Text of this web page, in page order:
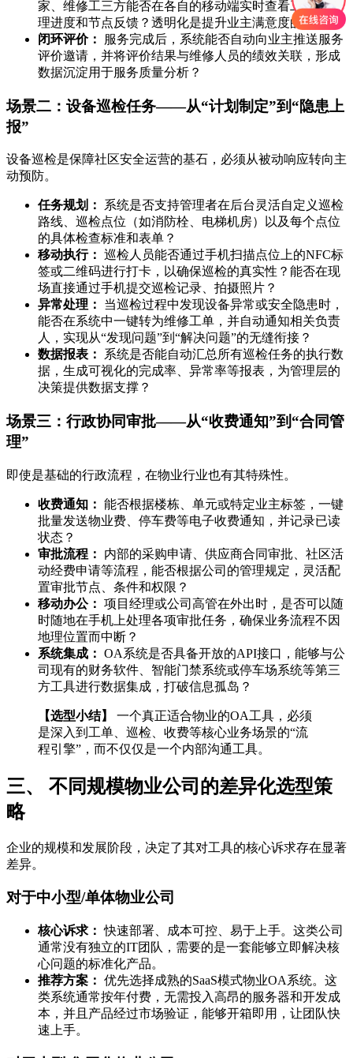
家、维修工三方能否在各自的移动端实时查看工单的处
理进度和节点反馈？透明化是提升业主满意度的关键。
闭环评价：
服务完成后，系统能否自动向业主推送服务
评价邀请，并将评价结果与维修人员的绩效关联，形成
数据沉淀用于服务质量分析？
场景二：设备巡检任务——从“计划制定”到“隐患上
报”
设备巡检是保障社区安全运营的基石，必须从被动响应转向主
动预防。
任务规划：
系统是否支持管理者在后台灵活自定义巡检
路线、巡检点位（如消防栓、电梯机房）以及每个点位
的具体检查标准和表单？
移动执行： 巡检人员能否通过手机扫描点位上的NFC标
签或二维码进行打卡，以确保巡检的真实性？能否在现
场直接通过手机提交巡检记录、拍摄照片？
异常处理：
当巡检过程中发现设备异常或安全隐患时，
能否在系统中一键转为维修工单，并自动通知相关负责
人，实现从“发现问题”到“解决问题”的无缝衔接？
数据报表：
系统是否能自动汇总所有巡检任务的执行数
据，生成可视化的完成率、异常率等报表，为管理层的
决策提供数据支撑？
场景三：行政协同审批——从“收费通知”到“合同管
理”
即使是基础的行政流程，在物业行业也有其特殊性。
收费通知： 能否根据楼栋、单元或特定业主标签，一键
批量发送物业费、停车费等电子收费通知，并记录已读
状态？
审批流程：
内部的采购申请、供应商合同审批、社区活
动经费申请等流程，能否根据公司的管理规定，灵活配
置审批节点、条件和权限？
移动办公： 项目经理或公司高管在外出时，是否可以随
时随地在手机上处理各项审批任务，确保业务流程不因
地理位置而中断？
系统集成： OA系统是否具备开放的API接口，能够与公
司现有的财务软件、智能门禁系统或停车场系统等第三
方工具进行数据集成，打破信息孤岛？
【选型小结】
一个真正适合物业的OA工具，必须
是深入到工单、巡检、收费等核心业务场景的“流
程引擎”，而不仅仅是一个内部沟通工具。
三、 不同规模物业公司的差异化选型策
略
企业的规模和发展阶段，决定了其对工具的核心诉求存在显著
差异。
对于中小型/单体物业公司
核心诉求： 快速部署、成本可控、易于上手。这类公司
通常没有独立的IT团队，需要的是一套能够立即解决核
心问题的标准化产品。
推荐方案： 优先选择成熟的SaaS模式物业OA系统。这
类系统通常按年付费，无需投入高昂的服务器和开发成
本，并且产品经过市场验证，能够开箱即用，让团队快
速上手。